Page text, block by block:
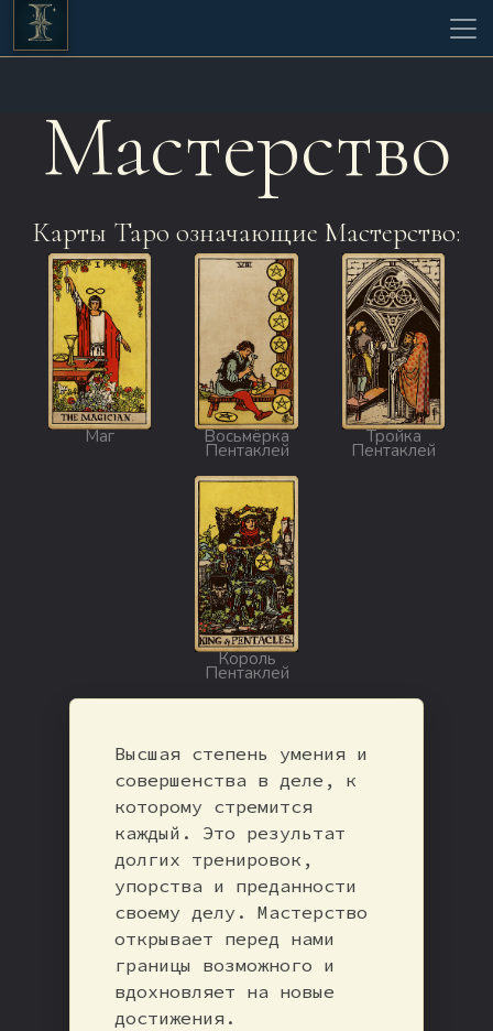
Мастерство
Карты Таро означающие Мастерство:
Маг Восьмёрка
Пентаклей
Тройка
Пентаклей
Король
Пентаклей
Высшая степень умения и
совершенства в деле, к
которому стремится
каждый. Это результат
долгих тренировок,
упорства и преданности
своему делу. Мастерство
открывает перед нами
границы возможного и
вдохновляет на новые
достижения.